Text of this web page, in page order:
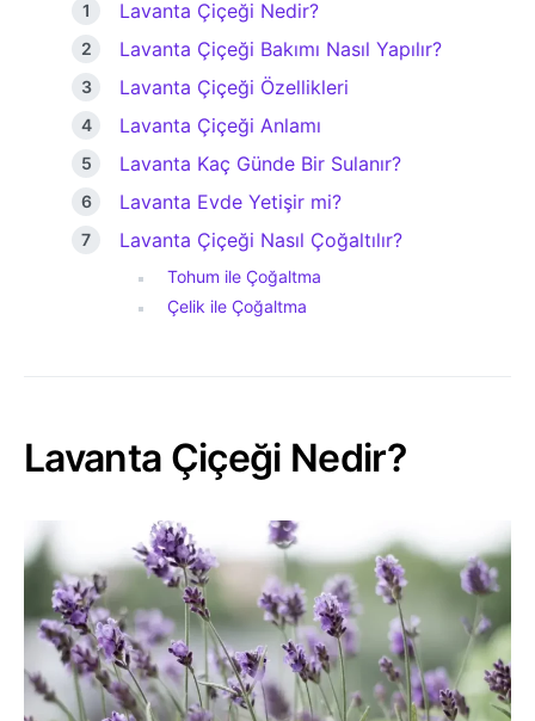
Lavanta Çiçeği Nedir?
Lavanta Çiçeği Bakımı Nasıl Yapılır?
Lavanta Çiçeği Özellikleri
Lavanta Çiçeği Anlamı
Lavanta Kaç Günde Bir Sulanır?
Lavanta Evde Yetişir mi?
Lavanta Çiçeği Nasıl Çoğaltılır?
Tohum ile Çoğaltma
Çelik ile Çoğaltma
Lavanta Çiçeği Nedir?